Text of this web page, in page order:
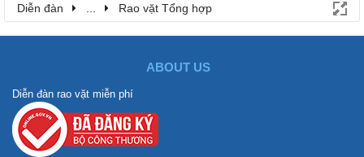
Diễn đàn Rao vặt Tổng hợp
ABOUT US
Diễn đàn rao vặt miễn phí